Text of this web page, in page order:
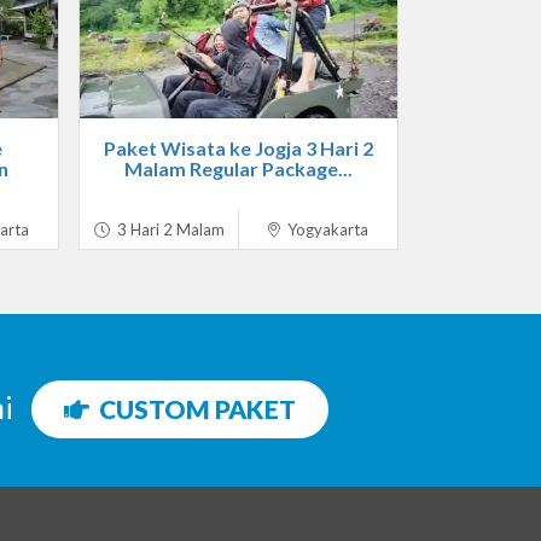
Paket Wisata ke Jogja 3 Hari 2
Malam Regular Package...
3 Hari 2 Malam Yogyakarta
CUSTOM PAKET